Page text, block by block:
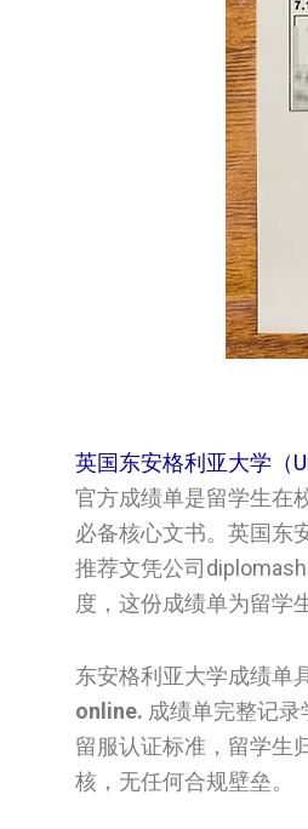
英国东安格利亚大学（
官方成绩单是留学生在
必备核心文书。英国‌东
推荐文凭公司
度，这份成绩单为留学
东安格利亚大学成绩单
online. 成绩单完整记
留服认证标准，留学生
核，无任何合规壁垒。